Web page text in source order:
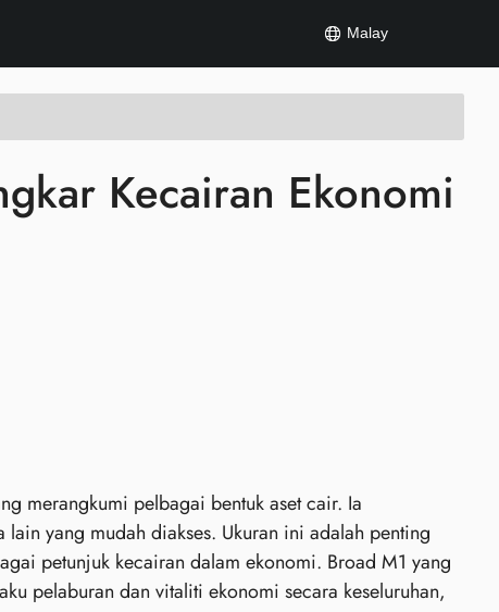
Malay
Kecairan Ekonomi
merangkumi pelbagai bentuk aset cair. Ia
yang mudah diakses. Ukuran ini adalah penting
petunjuk kecairan dalam ekonomi. Broad M1 yang
pelaburan dan vitaliti ekonomi secara keseluruhan,